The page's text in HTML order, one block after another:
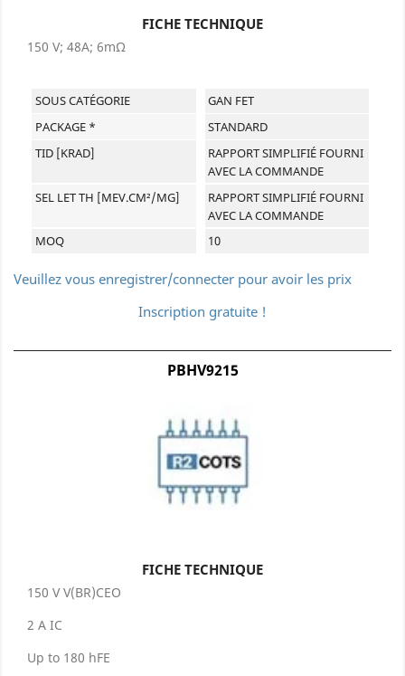
FICHE TECHNIQUE
150 V; 48A; 6mΩ
SOUS CATÉGORIE
GAN FET
PACKAGE *
STANDARD
TID [KRAD]
RAPPORT SIMPLIFIÉ FOURNI
AVEC LA COMMANDE
SEL LET TH [MEV.CM²/MG]
RAPPORT SIMPLIFIÉ FOURNI
AVEC LA COMMANDE
MOQ
10
Veuillez vous enregistrer/connecter pour avoir les prix
Inscription gratuite !
PBHV9215
FICHE TECHNIQUE
150 V V(BR)CEO
2 A IC
Up to 180 hFE